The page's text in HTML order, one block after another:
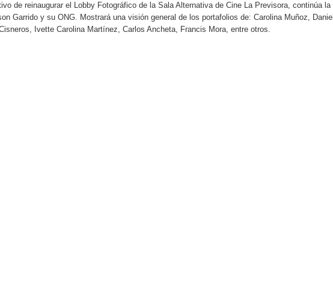
de reinaugurar el Lobby Fotográfico de la Sala Alternativa de Cine La Previsora, continúa la
Garrido y su ONG. Mostrará una visión general de los portafolios de: Carolina Muñoz, Daniel
Ivette Carolina Martínez, Carlos Ancheta, Francis Mora, entre otros.